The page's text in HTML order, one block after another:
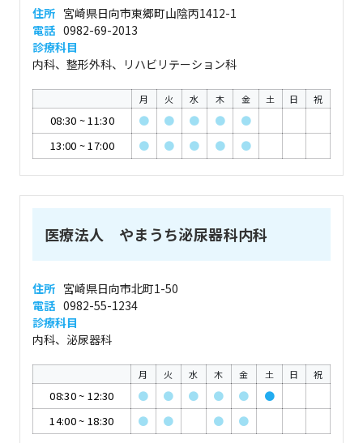
住所 宮崎県日向市東郷町山陰丙1412-1
電話 0982-69-2013
診療科目
内科、整形外科、リハビリテーション科
月 火 水 木 金 土 日 祝
08:30 ~11:30 ● ● ● ●
●
13:00 ~17:00 ● ● ● ● ●
医療法人 やまうち泌尿器科内科
住所 宮崎県日向市北町1-50
電話 0982-55-1234
診療科目
内科、泌尿器科
月 火 水 木 金 土 日 祝
08:30~ 12:30 ● ● ● ● ●
●
14:00~ 18:30 ● ● ● ●